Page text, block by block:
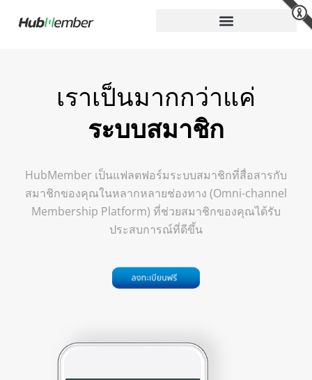
เราเป็นมากกว่าแค่
ระบบสมาชิก
HubMember เป็นแฟลตฟอร์มระบบสมาชิกที่สื่อสารกับ
สมาชิกของคุณในหลากหลายช่องทาง (Omni-channel
Membership Platform) ที่ช่วยสมาชิกของคุณได้รับ
ประสบการณ์ที่ดีขึ้น